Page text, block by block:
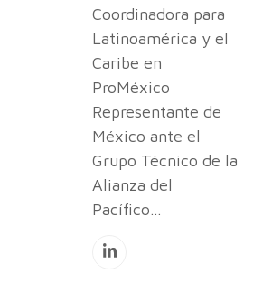
Coordinadora para
Latinoamérica y el
Caribe en
ProMéxico
Representante de
México ante el
Grupo Técnico de la
Alianza del
Pacífico…
Linkedin